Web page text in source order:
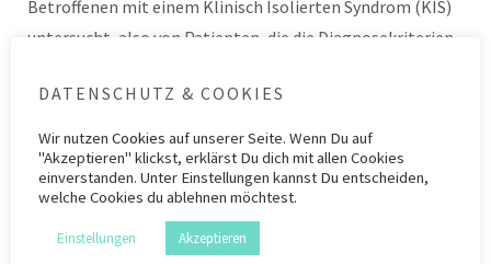
Betroffenen mit einem Klinisch Isolierten Syndrom (KIS)
untersucht, also von Patienten, die die Diagnosekriterien
diesen wiesen 134 (82%) eine Sehnerventzündung auf, 19
(11,4%) Läsionen im Hirnstamm, 10 (6%) Läsionen im
Rückenmark und nur 1 (0,6%) Läsionen in den
Großhirnhälften. Dies waren also keine Patienten mit
typischen MS-Befunden, und bekanntermaßen sind die
Verläufe besonders günstig, wenn eine
DATENSCHUTZ & COOKIES
Wir nutzen Cookies auf unserer Seite. Wenn Du auf
"Akzeptieren" klickst, erklärst Du dich mit allen Cookies
einverstanden. Unter Einstellungen kannst Du entscheiden,
welche Cookies du ablehnen möchtest.
Einstellungen Akzeptieren